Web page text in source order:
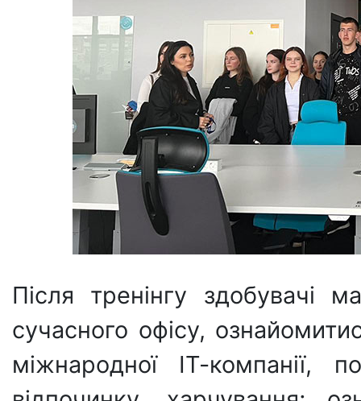
Після тренінгу здобувачі
сучасного офісу,
міжнародної ІТ-компанії,